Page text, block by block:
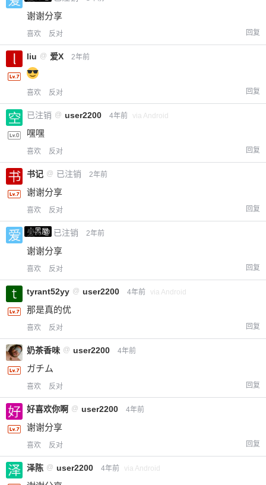
谢谢分享
喜欢 反对 回复
liu @ 爱X 2年前
喜欢 反对 回复
已注销 @ user2200 4年前 via Android
嘿嘿
喜欢 反对 回复
书记 @ 已注销 2年前
谢谢分享
喜欢 反对 回复
小黑屋
爱X @ 已注销 2年前
谢谢分享
喜欢 反对 回复
tyrant52yy @ user2200 4年前 via Android
那是真的优
喜欢 反对 回复
奶茶香味 @ user2200 4年前
ガチム
喜欢 反对 回复
好喜欢你啊 @ user2200 4年前
谢谢分享
喜欢 反对 回复
泽陈 @ user2200 4年前 via Android